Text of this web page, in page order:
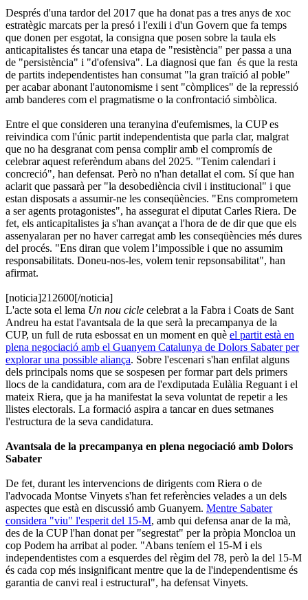
Després d'una tardor del 2017 que ha donat pas a tres anys de xoc
estratègic marcats per la presó i l'exili i d'un Govern que fa temps
que donen per esgotat, la consigna que posen sobre la taula els
anticapitalistes és tancar una etapa de "resistència" per passa a una
de "persistència" i "d'ofensiva". La diagnosi que fan és que la resta
de partits independentistes han consumat "la gran traïció al poble"
per acabar abonant l'autonomisme i sent "còmplices" de la repressió
amb banderes com el pragmatisme o la confrontació simbòlica.
Entre el que consideren una teranyina d'eufemismes, la CUP es
reivindica com l'únic partit independentista que parla clar, malgrat
que no ha desgranat com pensa complir amb el compromís de
celebrar aquest referèndum abans del 2025. "Tenim calendari i
concreció", han defensat. Però no n'han detallat el com. Sí que han
aclarit que passarà per "la desobediència civil i institucional" i que
estan disposats a assumir-ne les conseqüències. "Ens comprometem
a ser agents protagonistes", ha assegurat el diputat Carles Riera. De
fet, els anticapitalistes ja s'han avançat a l'hora de de dir que que els
assenyalaran per no haver carregat amb les conseqüències més dures
del procés. "Ens diran que volem l’impossible i que no assumim
responsabilitats. Doneu-nos-les, volem tenir repsonsabilitat", han
afirmat.
[noticia]212600[/noticia]
L'acte sota el lema Un nou cicle celebrat a la Fabra i Coats de Sant
Andreu ha estat l'avantsala de la que serà la precampanya de la
CUP, un full de ruta esbossat en un moment en què el partit està en
plena negociació amb el Guanyem Catalunya de Dolors Sabater per
explorar una possible aliança. Sobre l'escenari s'han enfilat alguns
dels principals noms que se sospesen per formar part dels primers
llocs de la candidatura, com ara de l'exdiputada Eulàlia Reguant i el
mateix Riera, que ja ha manifestat la seva voluntat de repetir a les
llistes electorals. La formació aspira a tancar en dues setmanes
l'estructura de la seva candidatura.
Avantsala de la precampanya en plena negociació amb Dolors
Sabater
De fet, durant les intervencions de dirigents com Riera o de
l'advocada Montse Vinyets s'han fet referències velades a un dels
aspectes que està en discussió amb Guanyem. Mentre Sabater
considera "viu" l'esperit del 15-M, amb qui defensa anar de la mà,
des de la CUP l'han donat per "segrestat" per la pròpia Moncloa un
cop Podem ha arribat al poder. "Abans teníem el 15-M i els
independentistes com a esquerdes del règim del 78, però la del 15-M
és cada cop més insignificant mentre que la de l'independentisme és
garantia de canvi real i estructural", ha defensat Vinyets.